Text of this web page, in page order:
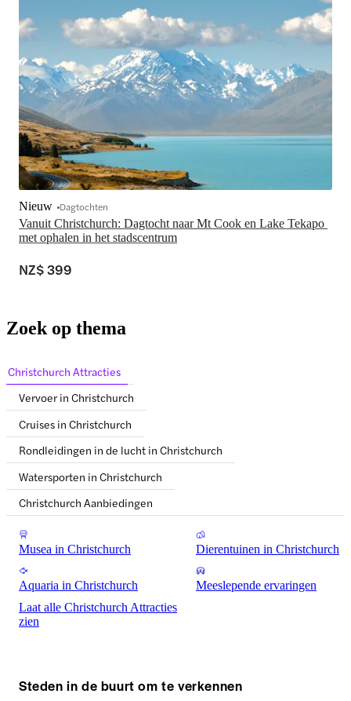
Vanuit Christchurch: Dagtocht naar Mt Cook en Lake Tekapo
met ophalen in het stadscentrum
Nieuw Dagtochten
NZ$ 399
Zoek op thema
Christchurch Attracties
Vervoer in Christchurch
Cruises in Christchurch
Rondleidingen in de lucht in Christchurch
Watersporten in Christchurch
Christchurch Aanbiedingen
Musea in Christchurch Dierentuinen in Christchurch
Aquaria in Christchurch
Meeslepende ervaringen
Laat alle Christchurch Attracties
zien
Steden in de buurt om te verkennen